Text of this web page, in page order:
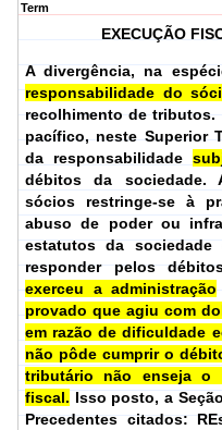
Term
EXECUÇÃO
A divergência, na
responsabilidade do
recolhimento de tributos.
pacífico, neste Superior
da responsabilidade
débitos da sociedade.
sócios restringe-se à
abuso de poder ou
estatutos da
responder pelos
exerceu a administração
provado que agiu com
em razão de dificuldade
não pôde cumprir o
tributário não enseja o
fiscal. Isso posto, a
Precedentes citados: